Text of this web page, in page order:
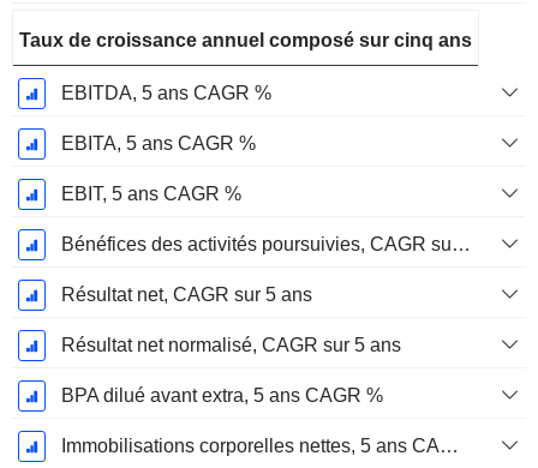
Taux de croissance annuel composé sur cinq ans
EBITDA, 5 ans CAGR %
EBITA, 5 ans CAGR %
EBIT, 5 ans CAGR %
Bénéfices des activités poursuivies, CAGR sur 5 ans
Résultat net, CAGR sur 5 ans
Résultat net normalisé, CAGR sur 5 ans
BPA dilué avant extra, 5 ans CAGR %
Immobilisations corporelles nettes, 5 ans CAGR %